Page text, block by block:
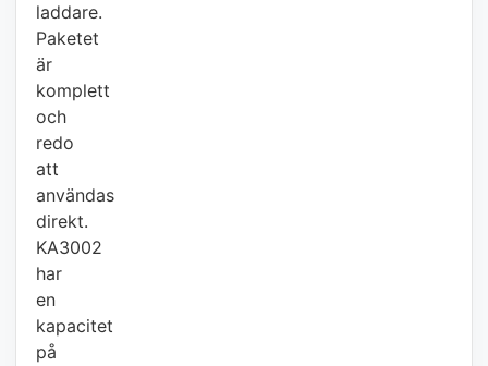
laddare.
Paketet
är
komplett
och
redo
att
användas
direkt.
KA3002
har
en
kapacitet
på